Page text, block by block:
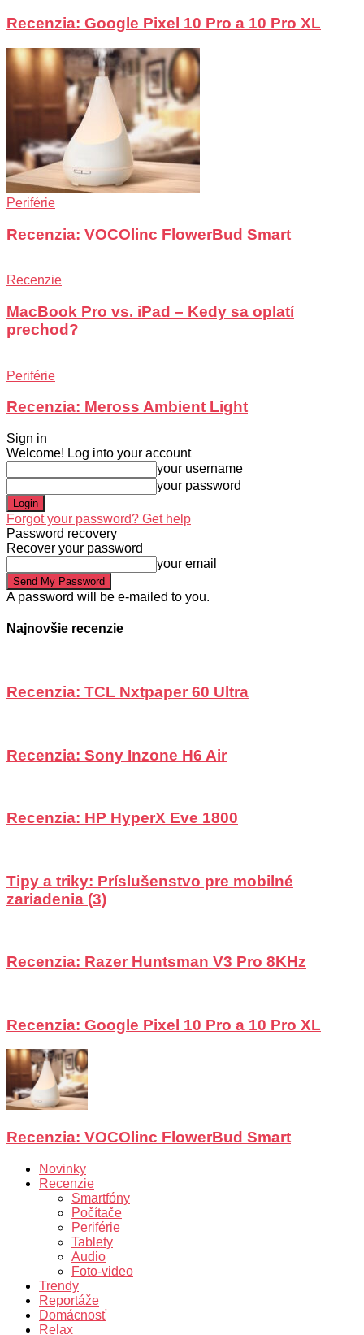
Recenzia: Google Pixel 10 Pro a 10 Pro XL
Periférie
Recenzia: VOCOlinc FlowerBud Smart
Recenzie
MacBook Pro vs. iPad – Kedy sa oplatí
prechod?
Periférie
Recenzia: Meross Ambient Light
Sign in
Welcome! Log into your account
your username
your password
Forgot your password? Get help
Password recovery
Recover your password
your email
A password will be e-mailed to you.
Najnovšie recenzie
Recenzia: TCL Nxtpaper 60 Ultra
Recenzia: Sony Inzone H6 Air
Recenzia: HP HyperX Eve 1800
Tipy a triky: Príslušenstvo pre mobilné
zariadenia (3)
Recenzia: Razer Huntsman V3 Pro 8KHz
Recenzia: Google Pixel 10 Pro a 10 Pro XL
Recenzia: VOCOlinc FlowerBud Smart
Novinky
Recenzie
Smartfóny
Počítače
Periférie
Tablety
Audio
Foto-video
Trendy
Reportáže
Domácnosť
Relax